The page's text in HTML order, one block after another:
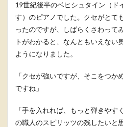
19世紀後半のベヒシュタイン（ド
す）のピアノでした。クセがとて
ったのですが、しばらくさわって
トがわかると、なんともいえない
ようになりました。
「クセが強いですが、そこをつか
ですね」
「手を入れれば、もっと弾きや
の職人のスピリッツの残したいと